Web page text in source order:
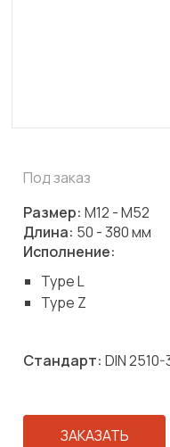
Под заказ
Размер: М12 - М52
Длина: 50 - 380 мм
Исполнение:
Type L
Type Z
Стандарт: DIN 2510-
ЗАКАЗАТЬ